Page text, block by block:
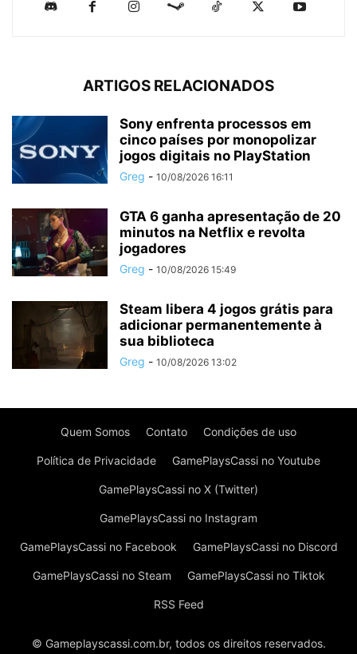
ARTIGOS RELACIONADOS
Sony enfrenta processos em
cinco países por monopolizar
jogos digitais no PlayStation
Greg - 10/08/2026 16:11
GTA 6 ganha apresentação de 20
minutos na Netflix e revolta
jogadores
Greg - 10/08/2026 15:49
Steam libera 4 jogos grátis para
adicionar permanentemente à
sua biblioteca
Greg - 10/08/2026 13:02
Quem Somos Contato Condições de uso
Política de Privacidade GamePlaysCassi no Youtube
GamePlaysCassi no X (Twitter)
GamePlaysCassi no Instagram
GamePlaysCassi no Facebook GamePlaysCassi no Discord
GamePlaysCassi no Steam GamePlaysCassi no Tiktok
RSS Feed
© Gameplayscassi.com.br, todos os direitos reservados.